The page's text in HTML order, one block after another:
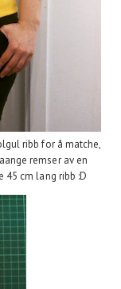
ribb for å matche,
remser av en
45 cm lang ribb :D